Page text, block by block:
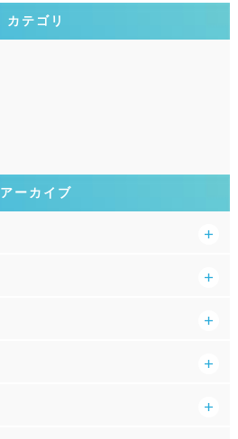
カテゴリ
アーカイブ